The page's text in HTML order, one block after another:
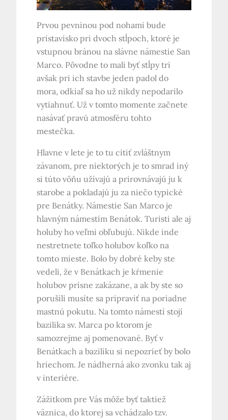
Prvou pevninou pod nohami bude
prístavisko pri dvoch stĺpoch, ktoré je
vstupnou bránou na slávne námestie San
Marco. Pôvodne to mali byť stĺpy tri
avšak pri ich stavbe jeden padol do
mora, odkiaľ sa ho už nikdy nepodarilo
vytiahnuť. Už v tomto momente začnete
nasávať pravú atmosféru tohto
mestečka.
Hlavne v lete je to tu cítiť zvláštnym
závanom, pre niektorých je to smrad iný
si túto vôňu užívajú a prirovnávajú ju k
starobe a pokladajú ju za niečo typické
pre Benátky. Námestie San Marco je
hlavným námestím Benátok. Turisti ale aj
holuby ho veľmi obľubujú. Nikde inde
nestretnete toľko holubov koľko na
tomto mieste. Bolo by dobré keby ste
vedeli, že v Benátkach je kŕmenie
holubov prísne zakázane, a ak by ste so
porušili musíte sa pripraviť na poriadne
mastnú pokutu. Na tomto námestí stojí
bazilika sv. Marca po ktorom je
samozrejme aj pomenované. Byť v
Benátkach a baziliku si nepozrieť by bolo
hriechom. Je nádherná ako zvonku tak aj
v interiére.
Zážitkom pre Vás môže byť taktiež
väznica, do ktorej sa vchádzalo tzv.